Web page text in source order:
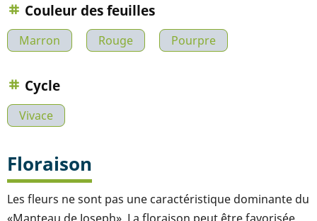
Couleur des feuilles
Marron Rouge Pourpre
Cycle
Vivace
Floraison
Les fleurs ne sont pas une caractéristique dominante du